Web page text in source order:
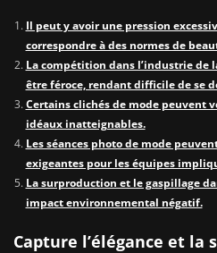
Il peut y avoir une pression
correspondre à des normes de
La compétition dans l’industrie de
être féroce, rendant difficile de se
Certains clichés de mode peuvent
idéaux inatteignables.
Les séances photo de mode
exigeantes pour les équipes
La surproduction et le gaspillage
impact environnemental négatif.
Capture l’élégance et la